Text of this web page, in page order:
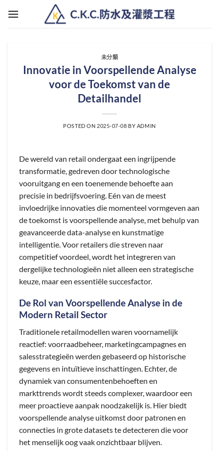
未分類
Innovatie in Voorspellende Analyse
voor de Toekomst van de
Detailhandel
POSTED ON 2025-07-08 BY ADMIN
De wereld van retail ondergaat een ingrijpende
transformatie, gedreven door technologische
vooruitgang en een toenemende behoefte aan
precisie in bedrijfsvoering. Eén van de meest
invloedrijke innovaties die momenteel vormgeven aan
de toekomst is voorspellende analyse, met behulp van
geavanceerde data-analyse en kunstmatige
intelligentie. Voor retailers die streven naar
competitief voordeel, wordt het integreren van
dergelijke technologieën niet alleen een strategische
keuze, maar een essentiële succesfactor.
De Rol van Voorspellende Analyse in de
Modern Retail Sector
Traditionele retailmodellen waren voornamelijk
reactief: voorraadbeheer, marketingcampagnes en
salesstrategieën werden gebaseerd op historische
gegevens en intuïtieve inschattingen. Echter, de
dynamiek van consumentenbehoeften en
markttrends wordt steeds complexer, waardoor een
meer proactieve aanpak noodzakelijk is. Hier biedt
voorspellende analyse uitkomst door patronen en
connecties in grote datasets te detecteren die voor
het menselijk oog vaak onzichtbaar blijven.